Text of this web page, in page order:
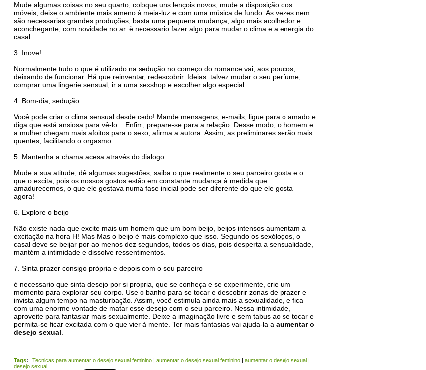
Mude algumas coisas no seu quarto, coloque uns lençois novos, mude a disposição dos
móveis, deixe o ambiente mais ameno à meia-luz e com uma música de fundo. As vezes nem
são necessarias grandes produções, basta uma pequena mudança, algo mais acolhedor e
aconchegante, com novidade no ar. è necessario fazer algo para mudar o clima e a energia do
casal.
3. Inove!
Normalmente tudo o que é utilizado na sedução no começo do romance vai, aos poucos,
deixando de funcionar. Há que reinventar, redescobrir. Ideias: talvez mudar o seu perfume,
comprar uma lingerie sensual, ir a uma sexshop e escolher algo especial.
4. Bom-dia, sedução...
Você pode criar o clima sensual desde cedo! Mande mensagens, e-mails, ligue para o amado e
diga que está ansiosa para vê-lo... Enfim, prepare-se para a relação. Desse modo, o homem e
a mulher chegam mais afoitos para o sexo, afirma a autora. Assim, as preliminares serão mais
quentes, facilitando o orgasmo.
5. Mantenha a chama acesa através do dialogo
Mude a sua atitude, dê algumas sugestões, saiba o que realmente o seu parceiro gosta e o
que o excita, pois os nossos gostos estão em constante mudança à medida que
amadurecemos, o que ele gostava numa fase inicial pode ser diferente do que ele gosta
agora!
6. Explore o beijo
Não existe nada que excite mais um homem que um bom beijo, beijos intensos aumentam a
excitação na hora H! Mas Mas o beijo é mais complexo que isso. Segundo os sexólogos, o
casal deve se beijar por ao menos dez segundos, todos os dias, pois desperta a sensualidade,
mantém a intimidade e dissolve ressentimentos.
7. Sinta prazer consigo própria e depois com o seu parceiro
è necessario que sinta desejo por si propria, que se conheça e se experimente, crie um
momento para explorar seu corpo. Use o banho para se tocar e descobrir zonas de prazer e
invista algum tempo na masturbação. Assim, você estimula ainda mais a sexualidade, e fica
com uma enorme vontade de matar esse desejo com o seu parceiro. Nessa intimidade,
aproveite para fantasiar mais sexualmente. Deixe a imaginação livre e sem tabus ao se tocar e
permita-se ficar excitada com o que vier à mente. Ter mais fantasias vai ajuda-la a aumentar o
desejo sexual.
Tags: Tecnicas para aumentar o desejo sexual feminino aumentar o desejo sexual feminino aumentar o desejo sexual
desejo sexual